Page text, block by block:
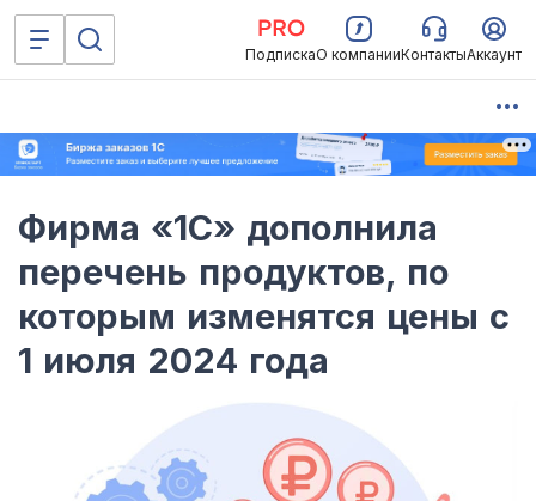
ПодпискаО компанииКонтактыАккаунт
Фирма «1С» дополнила
перечень продуктов, по
которым изменятся цены с
1 июля 2024 года